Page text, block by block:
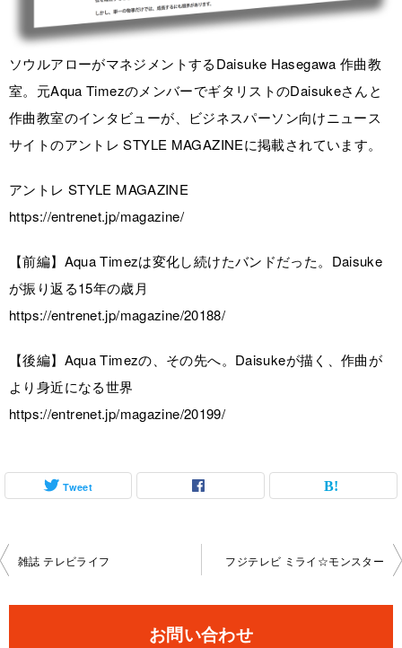
ソウルアローがマネジメントするDaisuke Hasegawa 作曲教
室。元Aqua TimezのメンバーでギタリストのDaisukeさんと
作曲教室のインタビューが、ビジネスパーソン向けニュース
サイトのアントレ STYLE MAGAZINEに掲載されています。
アントレ STYLE MAGAZINE
https://entrenet.jp/magazine/
【前編】Aqua Timezは変化し続けたバンドだった。Daisuke
が振り返る15年の歳月
https://entrenet.jp/magazine/20188/
【後編】Aqua Timezの、その先へ。Daisukeが描く、作曲が
より身近になる世界
https://entrenet.jp/magazine/20199/
Tweet
投
雑誌 テレビライフ フジテレビ ミライ☆モンスター
お問い合わせ